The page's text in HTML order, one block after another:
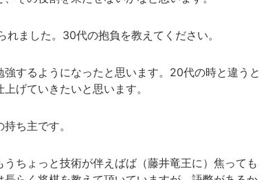
ました。30代の抱負を教えてください。
するようになったと思います。20代の時と違うと
げていきたいと思います。
ち主です。
ちょっと技術が伴えばば（藤井竜王に）焦っても